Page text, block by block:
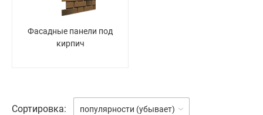
Фасадные панели под
кирпич
Сортировка: популярности (убывает)